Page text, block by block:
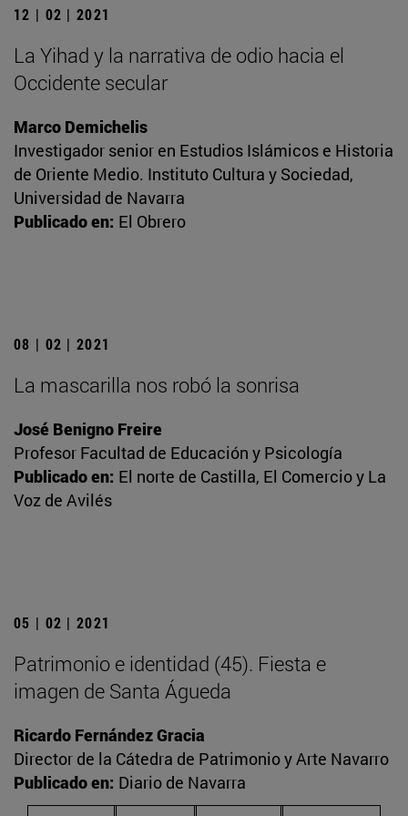
12 | 02 | 2021
La Yihad y la narrativa de odio hacia el
Occidente secular
Marco Demichelis
Investigador senior en Estudios Islámicos e Historia
de Oriente Medio. Instituto Cultura y Sociedad,
Universidad de Navarra
Publicado en: El Obrero
08 | 02 | 2021
La mascarilla nos robó la sonrisa
José Benigno Freire
Profesor Facultad de Educación y Psicología
Publicado en: El norte de Castilla, El Comercio y La
Voz de Avilés
05 | 02 | 2021
Patrimonio e identidad (45). Fiesta e
imagen de Santa Águeda
Ricardo Fernández Gracia
Director de la Cátedra de Patrimonio y Arte Navarro
Publicado en: Diario de Navarra